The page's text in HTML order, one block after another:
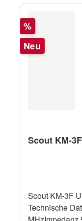
Rabatt
%
Neu
Scout KM-
Scout KM-3F
Technische